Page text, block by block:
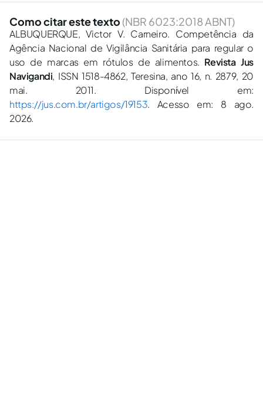
Como citar este texto (NBR 6023:2018 ABNT)
ALBUQUERQUE, Victor V. Carneiro. Competência da
Agência Nacional de Vigilância Sanitária para regular o
uso de marcas em rótulos de alimentos. Revista Jus
Navigandi, ISSN 1518-4862, Teresina, ano 16, n. 2879, 20
mai. 2011. Disponível em:
https://jus.com.br/artigos/19153. Acesso em: 8 ago.
2026.